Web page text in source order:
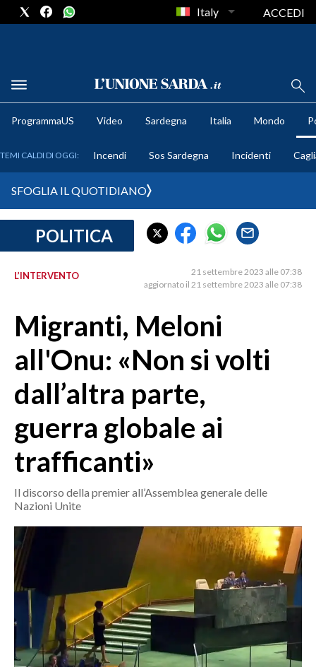
METEO
CRONACA SARDEGNA
PROVINCIA DI CAGLIARI
MEDIO CAMPIDANO
ORISTANO E PROVINCIA
SASSARI E PROVINCIA
GALLURA
NUORO E PROVINCIA
OGLIASTRA
AGENDA
ITALIA
MONDO
POLITICA
ECONOMIA
SERVIZI ALLE IMPRESE
LAVORO
Italy ACCEDI
ProgrammaUS Video Sardegna Italia Mondo
TEMI CALDI DI OGGI: Incendi Sos Sardegna Incidenti
SFOGLIA IL QUOTIDIANO
POLITICA
L’INTERVENTO
21 settembre 2023 alle 07:38
aggiornato il 21 settembre 2023 alle 07:38
Migranti, Meloni
all'Onu: «Non si volti
dall’altra parte,
guerra globale ai
trafficanti»
Il discorso della premier all’Assemblea generale delle
Nazioni Unite